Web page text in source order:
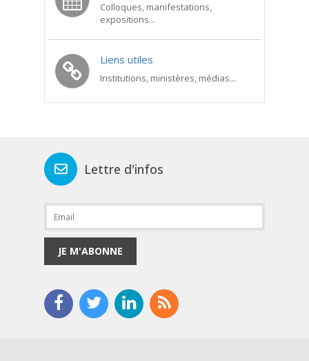
Colloques, manifestations,
expositions...
Liens utiles
Institutions, ministères, médias...
Lettre d'infos
JE M'ABONNE